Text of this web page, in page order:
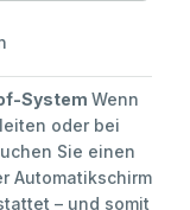
System Wenn
oder bei
Sie einen
Automatikschirm
– und somit